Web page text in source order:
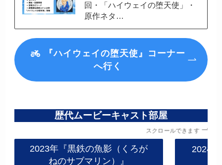
回・「ハイウェイの堕天使」・
原作ネタ…
『ハイウェイの堕天使』コーナー
へ行く
歴代ムービーキャスト部屋
スクロールできます
2023年『黒鉄の魚影（くろが
ねのサブマリン）』
2024